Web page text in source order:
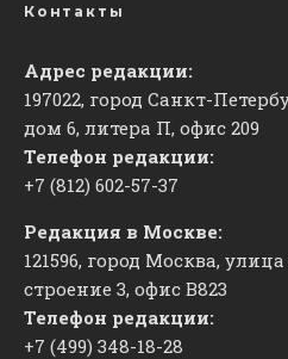
Контакты
Адрес редакции:
197022, город Санкт-
дом 6, литера П, офис 209
Телефон редакции:
+7 (812) 602-57-37
Редакция в Москве:
121596, город Москва,
строение 3, офис ​В823
Телефон редакции:
+7 (499) 348-18-28